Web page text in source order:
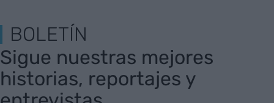
BOLETÍN
Sigue nuestras mejores
historias, reportajes y